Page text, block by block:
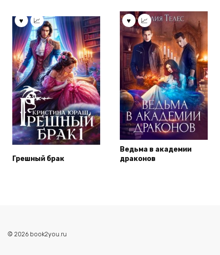
Грешный брак
Ведьма в академии
драконов
© 2026 book2you.ru